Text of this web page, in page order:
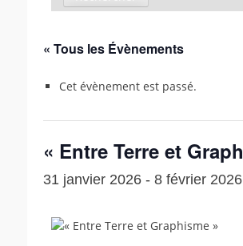
« Tous les Évènements
Cet évènement est passé.
« Entre Terre et
31 janvier 2026 - 8 février 2026